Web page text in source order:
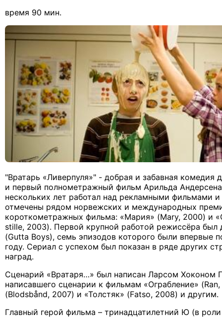
время 90 мин.
"Вратарь «Ливерпуля»" - добрая и забавная комедия
и первый полнометражный фильм Арильда
нескольких лет работал над рекламными фильмами
отмечены рядом норвежских и международных
короткометражных фильма: «Мария» (Mary, 2000) и
stille, 2003). Первой крупной работой режиссёра был
(Gutta Boys), семь эпизодов которого были впервые
году. Сериал с успехом был показан в ряде других
наград.
Сценарий «Вратаря…» был написан Ларсом Хоконом
написавшего сценарии к фильмам «Ограбление»
(Blodsbånd, 2007) и «Толстяк» (Fatso, 2008) и другим.
Главный герой фильма – тринадцатилетний Ю (в